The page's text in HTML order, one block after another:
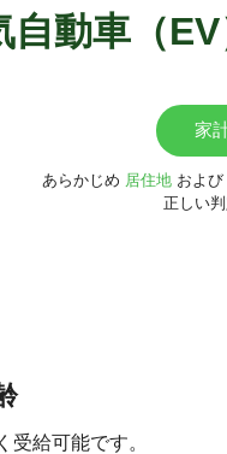
自動車（
家
あらかじめ 居住地および
正しい
受給可能です。